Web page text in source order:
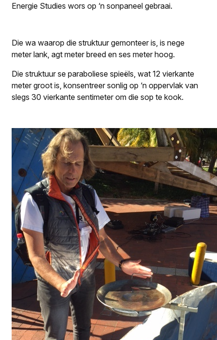
Energie Studies wors op ‘n sonpaneel gebraai.
Die wa waarop die struktuur gemonteer is, is nege
meter lank, agt meter breed en ses meter hoog.
Die struktuur se paraboliese spieëls, wat 12 vierkante
meter groot is, konsentreer sonlig op ‘n oppervlak van
slegs 30 vierkante sentimeter om die sop te kook.